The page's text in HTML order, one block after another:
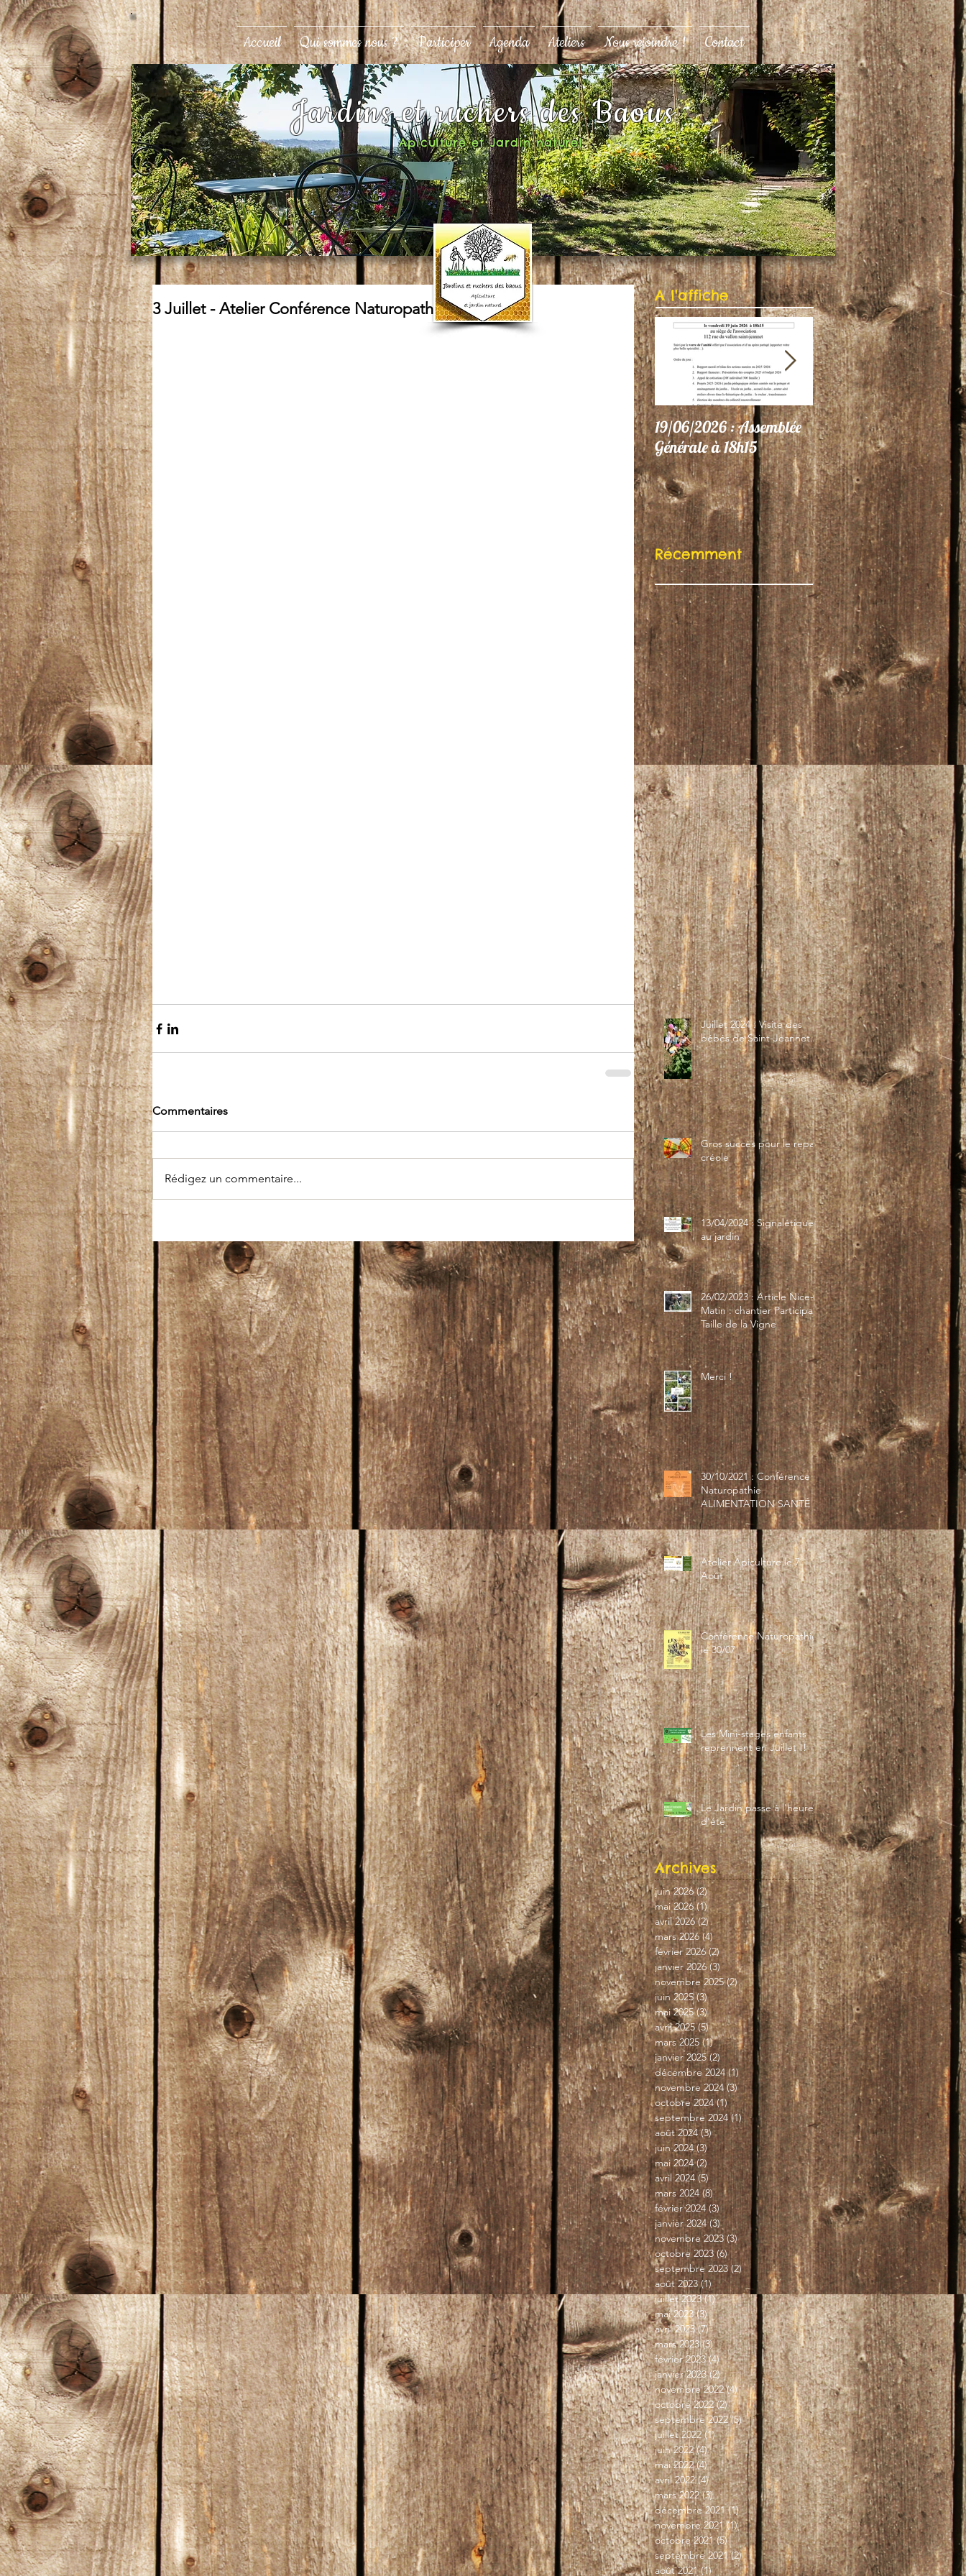
3 Juillet - Atelier Conférence Naturopathie : les Lipides
Commentaires
Rédigez un commentaire...
A l'affiche
19/06/2026 : Assemblée
Générale à 18h15
06/06/26 : Le Jardin
participe au Festival
"Autres Regards"
Récemment
Juillet 2024 : Visite des
bébés de Saint-Jeannet...
Gros succès pour le repas
créole
13/04/2024 : Signalétique
au jardin
26/02/2023 : Article Nice-
Matin : chantier Participatif
Taille de la Vigne
Merci !
30/10/2021 : Conférence
Naturopathie
ALIMENTATION SANTÉ
Atelier Apiculture le 7
Août
Conférence Naturopathie
le 30/07
Les Mini-stages enfants
reprennent en Juillet !!
Le Jardin passe à l'heure
d'été
Archives
juin 2026 (2)2 posts
mai 2026 (1)1 post
avril 2026 (2)2 posts
mars 2026 (4)4 posts
février 2026 (2)2 posts
janvier 2026 (3)3 posts
novembre 2025 (2)2 posts
juin 2025 (3)3 posts
mai 2025 (3)3 posts
avril 2025 (5)5 posts
mars 2025 (1)1 post
janvier 2025 (2)2 posts
décembre 2024 (1) 1 post
novembre 2024 (3)3 posts
octobre 2024 (1)1 post
septembre 2024 (1)1 post
août 2024 (3)3 posts
juin 2024 (3)3 posts
mai 2024 (2)2 posts
avril 2024 (5)5 posts
mars 2024 (8)8 posts
février 2024 (3)3 posts
janvier 2024 (3)3 posts
novembre 2023 (3)3 posts
octobre 2023 (6)6 posts
septembre 2023 (2)2 posts
août 2023 (1)1 post
juillet 2023 (1)1 post
mai 2023 (3)3 posts
avril 2023 (7)7 posts
mars 2023 (3)3 posts
février 2023 (4)4 posts
janvier 2023 (2)2 posts
novembre 2022 (4)4 posts
octobre 2022 (2)2 posts
septembre 2022 (5)5 posts
juillet 2022 (1)1 post
juin 2022 (4)4 posts
mai 2022 (4)4 posts
avril 2022 (4)4 posts
mars 2022 (3)3 posts
décembre 2021 (1)1 post
novembre 2021 (1)1 post
octobre 2021 (5)5 posts
septembre 2021 (2)2 posts
août 2021 (1)1 post
Accueil Qui sommes nous ? Participer Agenda Ateliers Nous rejoindre ! Contact
Jardins et ruchers des Baous
Apiculture et Jardin naturel